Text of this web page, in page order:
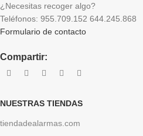
¿Necesitas recoger algo?
Teléfonos: 955.709.152 644.245.868
Formulario de contacto
Compartir:
NUESTRAS TIENDAS
tiendadealarmas.com